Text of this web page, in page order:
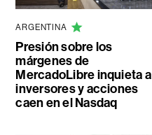
ARGENTINA
Presión sobre los
márgenes de
MercadoLibre inquieta a
inversores y acciones
caen en el Nasdaq